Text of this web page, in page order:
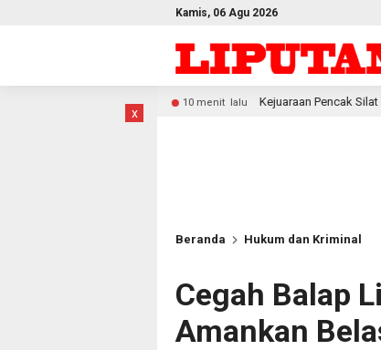
Kamis, 06 Agu 2026
x
Kejuaraan Pencak Silat Piala Gubernur PBD 2026,
Beranda Hukum dan Kriminal
Cegah Balap
Amankan